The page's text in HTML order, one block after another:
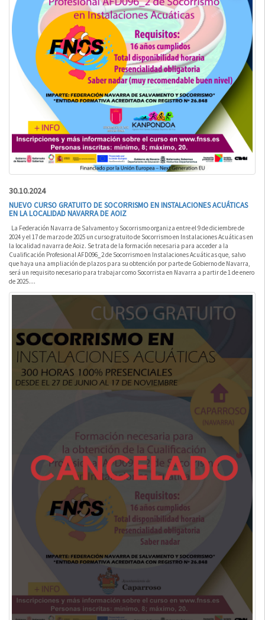
30.10.2024
NUEVO CURSO GRATUITO DE SOCORRISMO EN INSTALACIONES ACUÁTICAS
EN LA LOCALIDAD NAVARRA DE AOIZ
La Federación Navarra de Salvamento y Socorrismo organiza entre el 9 de diciembre de
2024 y el 17 de marzo de 2025 un curso gratuito de Socorrismo en Instalaciones Acuáticas en
la localidad navarra de Aoiz. Se trata de la formación necesaria para acceder a la
Cualificación Profesional AFD096_2 de Socorrismo en Instalaciones Acuáticas que, salvo
que haya una ampliación de plazos para su obtención por parte de Gobierno de Navarra,
será un requisito necesario para trabajar como Socorrista en Navarra a partir de 1 de enero
de 2025....